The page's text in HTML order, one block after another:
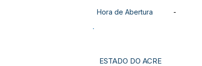
Hora de Abertura -
ESTADO DO ACRE